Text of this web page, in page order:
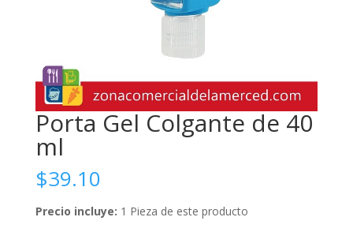
Porta Gel Colgante de 40
ml
$39.10
Precio incluye: 1 Pieza de este producto